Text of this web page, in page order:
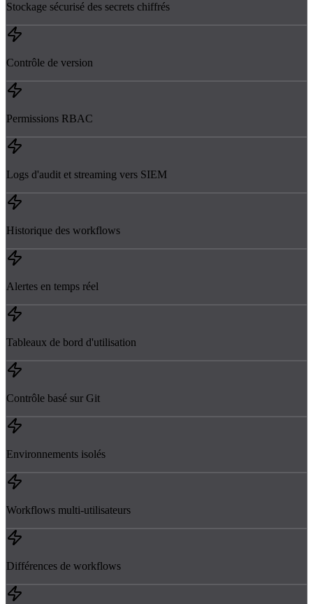
Stockage sécurisé des secrets chiffrés
Contrôle de version
Permissions RBAC
Logs d'audit et streaming vers SIEM
Historique des workflows
Alertes en temps réel
Tableaux de bord d'utilisation
Contrôle basé sur Git
Environnements isolés
Workflows multi-utilisateurs
Différences de workflows